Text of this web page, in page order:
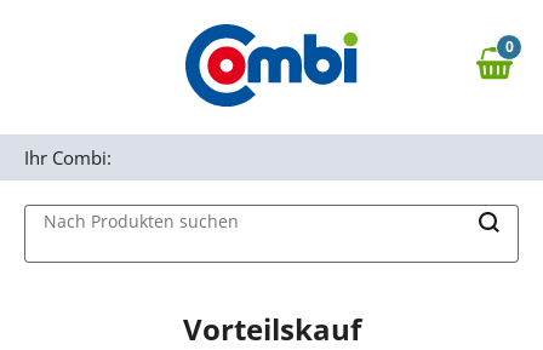
Zur Navigation springen
0,00 €
0
Nach Produkten suchen
Ihr Combi:
Vorteilskauf